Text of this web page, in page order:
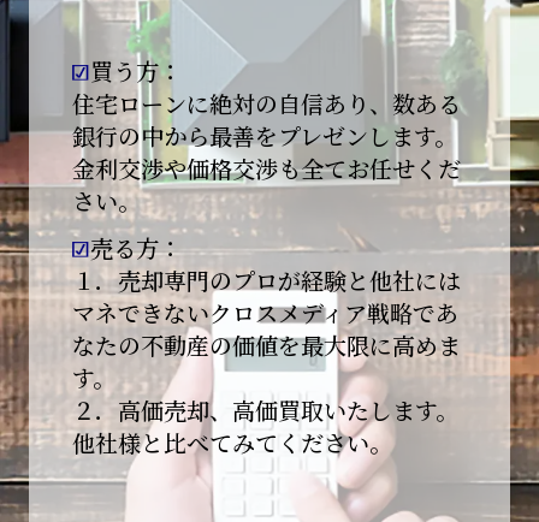
う、何卒よろしくお願い申し上げます。
2026-01-09
【新年あけましておめでとうございます】
本日より始業いたしました。
昨年は多くのご縁とご支援をいただき、心より
感謝申し上げます。
本年も地域に根ざし、誠実な仕事を積み重ねて
参ります。
引き続きどうぞよろしくお願いいたします。
2025-12-20
【年末年始休業のお知らせ】
平素は格別のご愛顧を賜り、誠にありがとうご
買う方：
住宅ローンに絶対の自信あり、数ある
銀行の中から最善をプレゼンします。
金利交渉や価格交渉も全てお任せくだ
さい。
売る方：
１．売却専門のプロが経験と他社には
マネできないクロスメディア戦略であ
なたの不動産の価値を最大限に高めま
す。
２．高価売却、高価買取いたします。
他社様と比べてみてください。